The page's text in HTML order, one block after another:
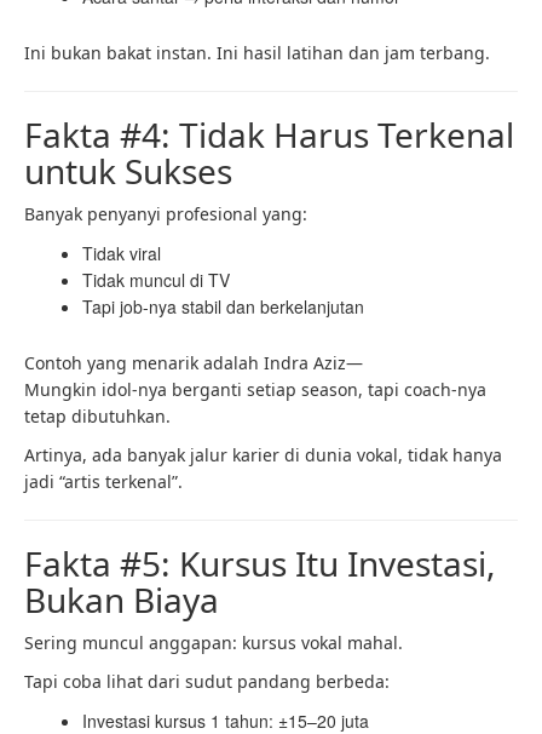
Ini bukan bakat instan. Ini hasil latihan dan jam terbang.
Fakta #4: Tidak Harus Terkenal
untuk Sukses
Banyak penyanyi profesional yang:
Tidak viral
Tidak muncul di TV
Tapi job-nya stabil dan berkelanjutan
Contoh yang menarik adalah Indra Aziz—
Mungkin idol-nya berganti setiap season, tapi coach-nya
tetap dibutuhkan.
Artinya, ada banyak jalur karier di dunia vokal, tidak hanya
jadi “artis terkenal”.
Fakta #5: Kursus Itu Investasi,
Bukan Biaya
Sering muncul anggapan: kursus vokal mahal.
Tapi coba lihat dari sudut pandang berbeda:
Investasi kursus 1 tahun: ±15–20 juta